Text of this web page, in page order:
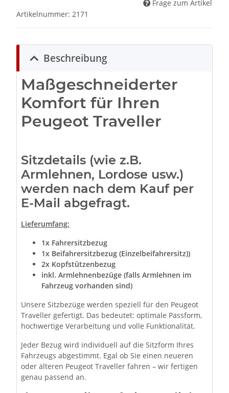
Frage zum Artikel
Artikelnummer: 2171
Beschreibung
Maßgeschneiderter
Komfort für Ihren
Peugeot Traveller
Sitzdetails (wie z.B.
Armlehnen, Lordose usw.)
werden nach dem Kauf per
E-Mail abgefragt.
Lieferumfang:
1x Fahrersitzbezug
1x Beifahrersitzbezug (Einzelbeifahrersitz))
2x Kopfstützenbezug
inkl. Armlehnenbezüge (falls Armlehnen im
Fahrzeug vorhanden sind)
Unsere Sitzbezüge werden speziell für den Peugeot
Traveller gefertigt. Das bedeutet: optimale Passform,
hochwertige Verarbeitung und volle Funktionalität.
Jeder Bezug wird individuell auf die Sitzform Ihres
Fahrzeugs abgestimmt. Egal ob Sie einen neueren
oder älteren Peugeot Traveller fahren – wir fertigen
genau passend an.